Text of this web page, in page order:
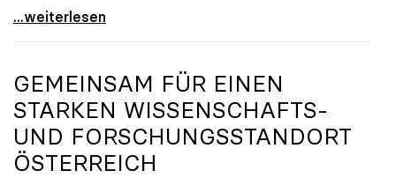
„Verzögerung unverständlich“: Universitäten
...weiterlesen
GEMEINSAM FÜR EINEN
STARKEN WISSENSCHAFTS-
UND FORSCHUNGSSTANDORT
ÖSTERREICH